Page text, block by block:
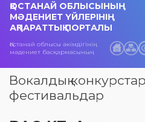
ҚОСТАНАЙ ОБЛЫСЫНЫҢ
МӘДЕНИЕТ ҮЙЛЕРІНІҢ
АҚПАРАТТЫҚ ПОРТАЛЫ
Қостанай облысы әкімдігінің
мәдениет басқармасының
Вокалдық
фестивальдар